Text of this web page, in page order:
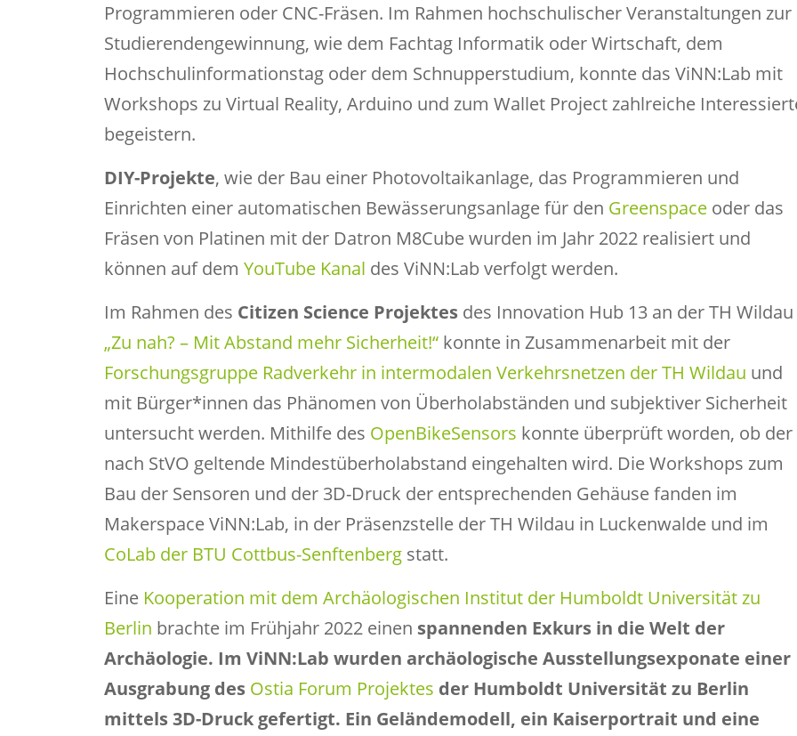
Programmieren oder CNC-Fräsen. Im Rahmen hochschulischer Veranstaltungen zur
Studierendengewinnung, wie dem Fachtag Informatik oder Wirtschaft, dem
Hochschulinformationstag oder dem Schnupperstudium, konnte das ViNN:Lab mit
Workshops zu Virtual Reality, Arduino und zum Wallet Project zahlreiche
begeistern.
DIY-Projekte, wie der Bau einer Photovoltaikanlage, das Programmieren und
Einrichten einer automatischen Bewässerungsanlage für den Greenspace oder das
Fräsen von Platinen mit der Datron M8Cube wurden im Jahr 2022 realisiert und
können auf dem YouTube Kanal des ViNN:Lab verfolgt werden.
Im Rahmen des Citizen Science Projektes des Innovation Hub 13 an der TH Wildau
„Zu nah? – Mit Abstand mehr Sicherheit!“ konnte in Zusammenarbeit mit der
Forschungsgruppe Radverkehr in intermodalen Verkehrsnetzen der TH Wildau und
mit Bürger*innen das Phänomen von Überholabständen und subjektiver Sicherheit
untersucht werden. Mithilfe des OpenBikeSensors konnte überprüft worden, ob der
nach StVO geltende Mindestüberholabstand eingehalten wird. Die Workshops zum
Bau der Sensoren und der 3D-Druck der entsprechenden Gehäuse fanden im
Makerspace ViNN:Lab, in der Präsenzstelle der TH Wildau in Luckenwalde und im
CoLab der BTU Cottbus-Senftenberg statt.
Eine Kooperation mit dem Archäologischen Institut der Humboldt Universität zu
Berlin brachte im Frühjahr 2022 einen spannenden Exkurs in die Welt der
Archäologie. Im ViNN:Lab wurden archäologische Ausstellungsexponate einer
Ausgrabung des Ostia Forum Projektes der Humboldt Universität zu Berlin
mittels 3D-Druck gefertigt. Ein Geländemodell, ein Kaiserportrait und eine